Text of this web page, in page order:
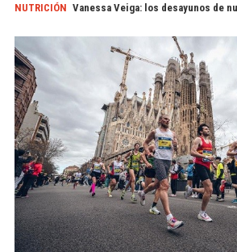
NUTRICIÓN Vanessa Veiga: los desayunos de